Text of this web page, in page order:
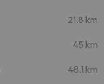
21.8 km
45 km
48.1 km